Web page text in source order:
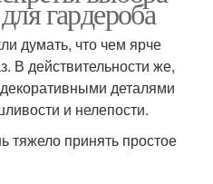
гардероба
думать, что чем ярче
В действительности же,
деталями
и нелепости.
принять простое